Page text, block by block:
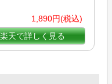
1,890円(税込)
楽天で詳しく見る